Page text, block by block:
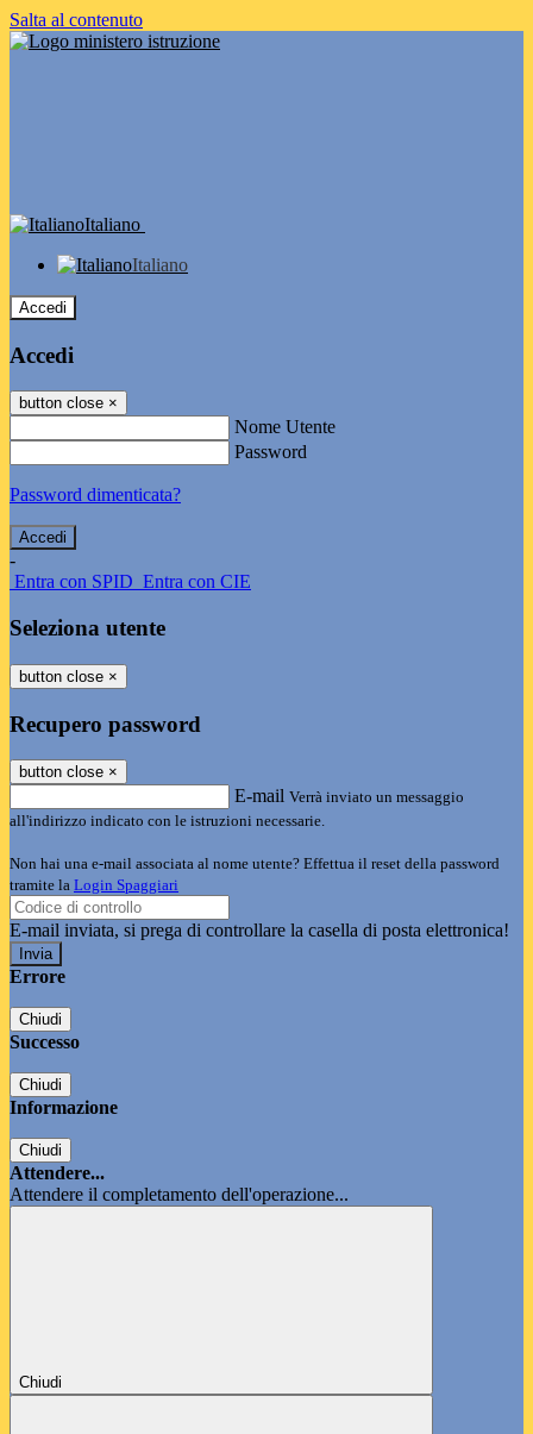
Salta al contenuto
Italiano
Italiano
Accedi
Accedi
button close ×
Nome Utente
Password
Password dimenticata?
-
Entra con SPID Entra con CIE
Seleziona utente
button close ×
Recupero password
button close ×
E-mail Verrà inviato un messaggio
all'indirizzo indicato con le istruzioni necessarie.
Non hai una e-mail associata al nome utente? Effettua il reset della password
tramite la Login Spaggiari
E-mail inviata, si prega di controllare la casella di posta elettronica!
Errore
Chiudi
Successo
Chiudi
Informazione
Chiudi
Attendere...
Attendere il completamento dell'operazione...
Chiudi